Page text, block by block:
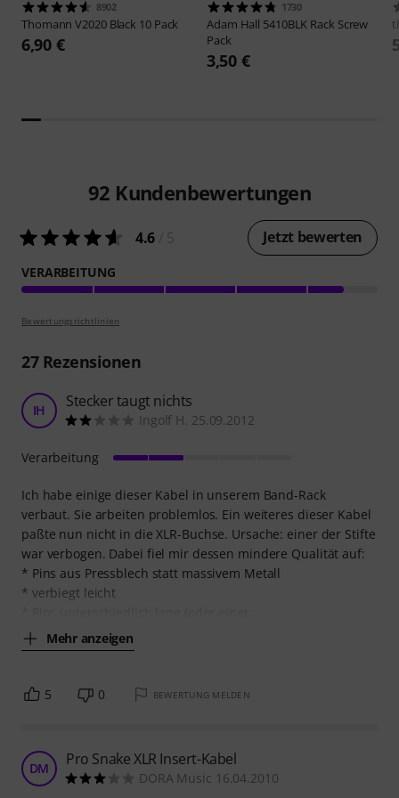
8902
ThomannV2020 Black 10 Pack
6,90 €
1730
Adam Hall 5410BLK Rack Screw
Pack
3,50 €
92 Kundenbewertungen
4.6 Jetzt bewerten
VERARBEITUNG
Bewertungsrichtlinien
27Rezensionen
IH Stecker taugt nichts
Ingolf H. 25.09.2012
Ich habe einige dieser Kabel in unserem Band-Rack
verbaut. Sie arbeiten problemlos. Ein weiteres dieser Kabel
paßte nun nicht in die XLR-Buchse. Ursache: einer der Stifte
war verbogen. Dabei fiel mir dessen mindere Qualität auf:
* Pins aus Pressblech statt massivem Metall
* verbiegt leicht
Mehr anzeigen
Verarbeitung
5 0 BEWERTUNG MELDEN
DM Pro Snake XLR Insert-Kabel
DORA Music 16.04.2010